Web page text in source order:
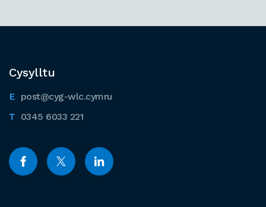
Cysylltu
post@cyg-wlc.cymru
0345 6033 221